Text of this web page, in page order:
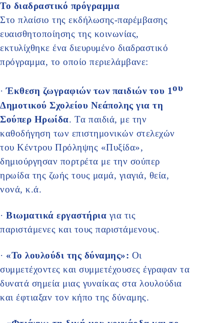
Το διαδραστικό πρόγραμμα
Στο πλαίσιο της εκδήλωσης-παρέμβασης
ευαισθητοποίησης της κοινωνίας,
εκτυλίχθηκε ένα διευρυμένο διαδραστικό
πρόγραμμα, το οποίο περιελάμβανε:
·Έκθεση ζωγραφιών των παιδιών του 1ου
Δημοτικού Σχολείου Νεάπολης για τη
Σούπερ Ηρωίδα. Tα παιδιά, με την
καθοδήγηση των επιστημονικών στελεχών
του Κέντρου Πρόληψης «Πυξίδα»,
δημιούργησαν πορτρέτα με την σούπερ
ηρωίδα της ζωής τους μαμά, γιαγιά, θεία,
νονά, κ.ά.
· Βιωματικά εργαστήρια για τις
παριστάμενες και τους παριστάμενους.
· «Το λουλούδι της δύναμης»: Οι
συμμετέχοντες και συμμετέχουσες έγραφαν τα
δυνατά σημεία μιας γυναίκας στα λουλούδια
και έφτιαξαν τον κήπο της δύναμης.